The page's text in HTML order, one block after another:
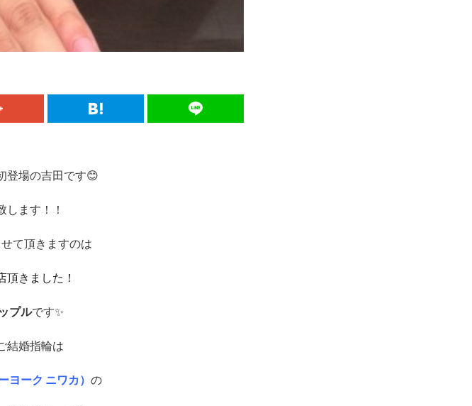
登場の吉田です😊
します！！
て頂きますのは
頂きました！
プルです✨
結婚指輪は
ヨーク ニワカ） の